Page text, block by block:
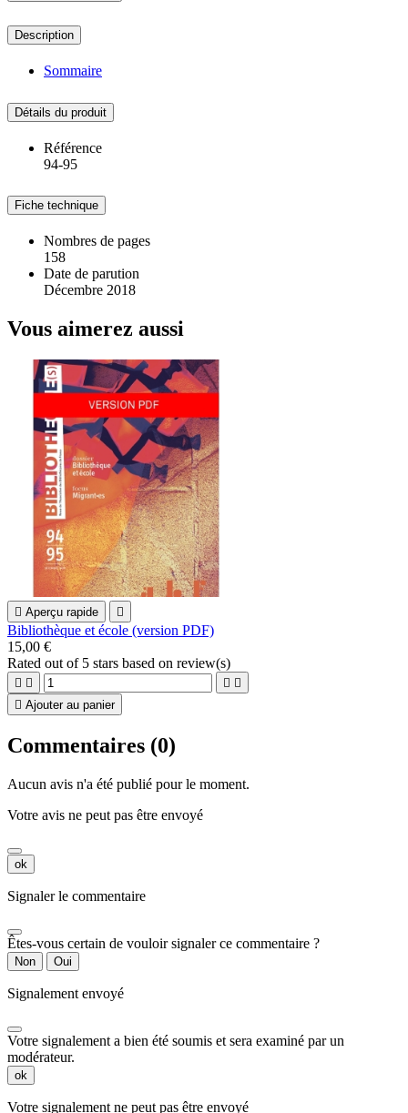
Description
Sommaire
Détails du produit
Référence
94-95
Fiche technique
Nombres de pages
158
Date de parution
Décembre 2018
Vous aimerez aussi
 Aperçu rapide 
Bibliothèque et école (version PDF)
15,00 €
Rated out of 5 stars based on review(s)
   
 Ajouter au panier
Commentaires (0)
Aucun avis n'a été publié pour le moment.
Votre avis ne peut pas être envoyé
ok
Signaler le commentaire
Êtes-vous certain de vouloir signaler ce commentaire ?
Non Oui
Signalement envoyé
Votre signalement a bien été soumis et sera examiné par un
modérateur.
ok
Votre signalement ne peut pas être envoyé